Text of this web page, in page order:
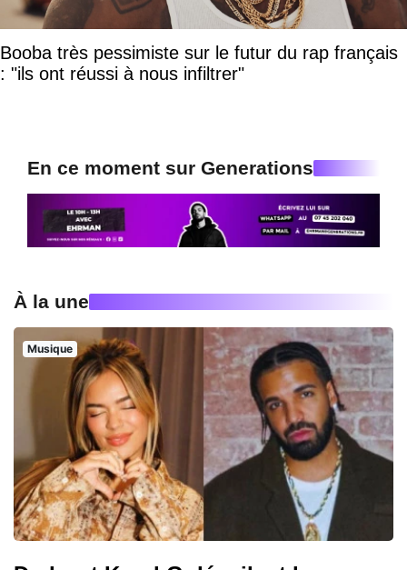
Booba très pessimiste sur le futur du rap français
: "ils ont réussi à nous infiltrer"
En ce moment sur Generations
À la une
Musique